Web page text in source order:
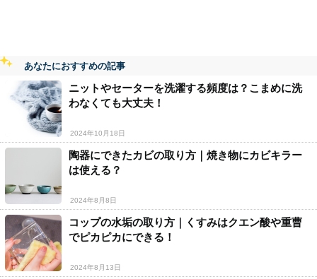
あなたにおすすめの記事
ニットやセーターを洗濯する頻度は？こまめに洗
わなくても大丈夫！
2024年10月18日
陶器にできたカビの取り方｜焼き物にカビキラー
は使える？
2024年8月8日
コップの水垢の取り方｜くすみはクエン酸や重曹
でピカピカにできる！
2024年8月13日